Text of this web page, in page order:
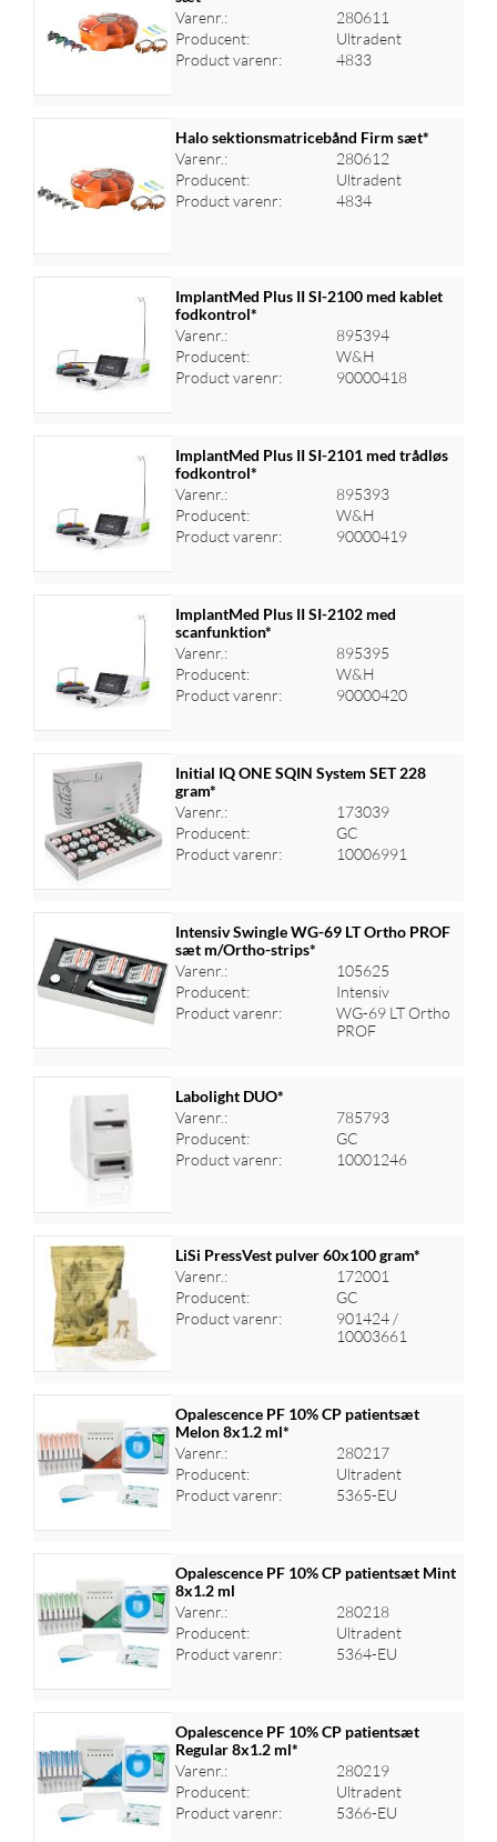
Log ind for at se priser
Varenr.:
280611
Producent:
Ultradent
Product varenr:
4833
Log ind for at se priser
Halo sektionsmatricebånd Firm sæt*
Varenr.:
280612
Producent:
Ultradent
Product varenr:
4834
Log ind for at se priser
ImplantMed Plus II SI-2100 med kablet
fodkontrol*
Varenr.:
895394
Producent:
W&H
Product varenr:
90000418
Log ind for at se priser
ImplantMed Plus II SI-2101 med trådløs
fodkontrol*
Varenr.:
895393
Producent:
W&H
Product varenr:
90000419
Log ind for at se priser
ImplantMed Plus II SI-2102 med
scanfunktion*
Varenr.:
895395
Producent:
W&H
Product varenr:
90000420
Log ind for at se priser
Initial IQ ONE SQIN System SET 228
gram*
Varenr.:
173039
Producent:
GC
Product varenr:
10006991
Log ind for at se priser
Intensiv Swingle WG-69 LT Ortho PROF
sæt m/Ortho-strips*
Varenr.:
105625
Producent:
Intensiv
Product varenr:
WG-69 LT Ortho
PROF
Log ind for at se priser
Labolight DUO*
Varenr.:
785793
Producent:
GC
Product varenr:
10001246
Log ind for at se priser
LiSi PressVest pulver 60x100 gram*
Varenr.:
172001
Producent:
GC
Product varenr:
901424 /
10003661
Log ind for at se priser
Opalescence PF 10% CP patientsæt
Melon 8x1.2 ml*
Varenr.:
280217
Producent:
Ultradent
Product varenr:
5365-EU
Log ind for at se priser
Opalescence PF 10% CP patientsæt Mint
8x1.2 ml
Varenr.:
280218
Producent:
Ultradent
Product varenr:
5364-EU
Log ind for at se priser
Opalescence PF 10% CP patientsæt
Regular 8x1.2 ml*
Varenr.:
280219
Producent:
Ultradent
Product varenr:
5366-EU